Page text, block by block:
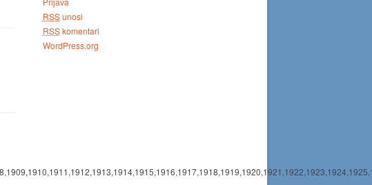
RSSunosi
RSSkomentari
WordPress.org